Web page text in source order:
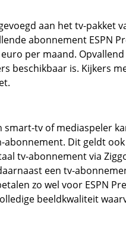
aan het tv-pakket
abonnement ESPN
per maand.
beschikbaar is. Kijkers
tv of mediaspeler
Dit geldt ook
tv-abonnement via
een tv-
zo wel voor ESPN
beeldkwaliteit